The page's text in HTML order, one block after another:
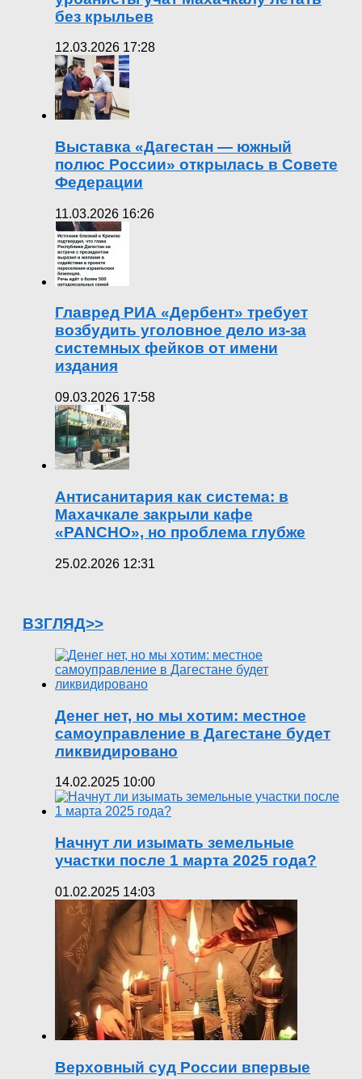
без крыльев
12.03.2026 17:28
Выставка «Дагестан — южный
полюс России» открылась в Совете
Федерации
11.03.2026 16:26
Главред РИА «Дербент» требует
возбудить уголовное дело из-за
системных фейков от имени
издания
09.03.2026 17:58
Антисанитария как система: в
Махачкале закрыли кафе
«PANCHO», но проблема глубже
25.02.2026 12:31
ВЗГЛЯД>>
Денег нет, но мы хотим: местное
самоуправление в Дагестане будет
ликвидировано
14.02.2025 10:00
Начнут ли изымать земельные
участки после 1 марта 2025 года?
01.02.2025 14:03
Верховный суд России впервые